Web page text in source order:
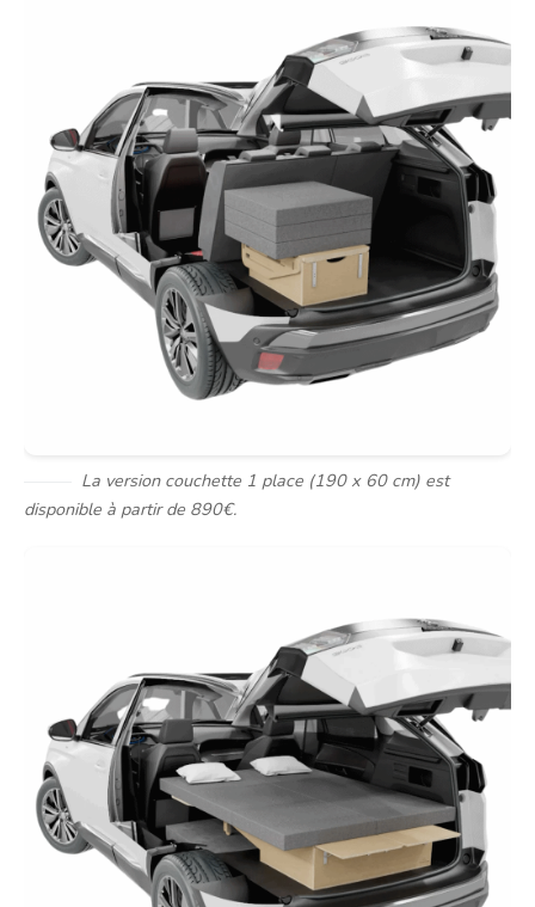
La version couchette 1 place (190 x 60 cm) est
disponible à partir de 890€.